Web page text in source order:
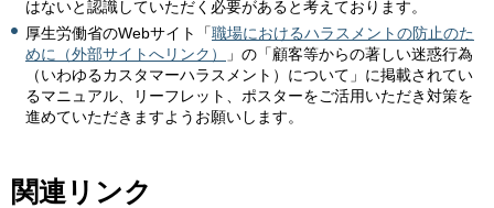
はないと認識していただく必要があると考えております。
厚生労働省のWebサイト「職場におけるハラスメントの防止のた
めに（外部サイトへリンク）
」の「顧客等からの著しい迷惑行為
（いわゆるカスタマーハラスメント）について」に掲載されてい
るマニュアル、リーフレット、ポスターをご活用いただき対策を
進めていただきますようお願いします。
関連リンク